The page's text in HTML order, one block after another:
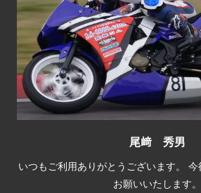
尾﨑 秀男
いつもご利用ありがとうございます。 今
お願いいたします。